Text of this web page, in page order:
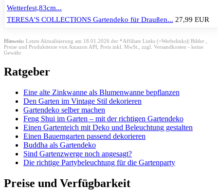
TERESA'S COLLECTIONS Gartendeko für Draußen... 27,99 EUR
Hinweis: Letzte Aktualisierung am 18.01.2026 der *Affiliate Links (=Werbelinks)| Bilder ,
Preise und Produkttexte von Amazon API, Preis inkl. MwSt., zzgl. Versandkosten - keine
Gewähr
Ratgeber
Eine alte Zinkwanne als Blumenwanne bepflanzen
Den Garten im Vintage Stil dekorieren
Gartendeko selber machen
Feng Shui im Garten – mit der richtigen Gartendeko
Einen Gartenteich mit Deko und Beleuchtung gestalten
Einen Bauerngarten passend dekorieren
Buddha als Gartendeko
Sind Gartenzwerge noch angesagt?
Die richtige Partybeleuchtung für die Gartenparty
Preise und Verfügbarkeit